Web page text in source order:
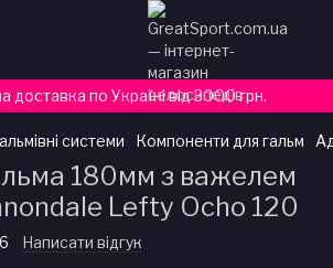
доставка по Україні від 3000 грн.
системи Компоненти для гальм
180мм з важелем
Lefty Ocho 120
Написати відгук